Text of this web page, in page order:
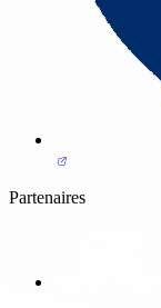
Partenaires